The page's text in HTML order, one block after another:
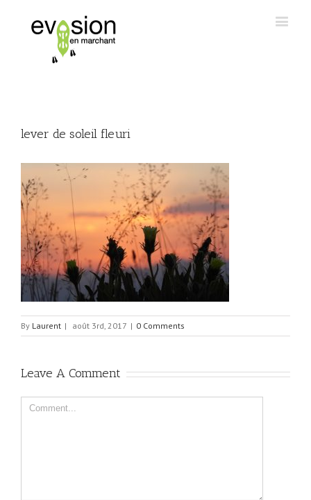
lever de soleil fleuri
By Laurent | août 3rd, 2017 | 0 Comments
Leave A Comment
Comment